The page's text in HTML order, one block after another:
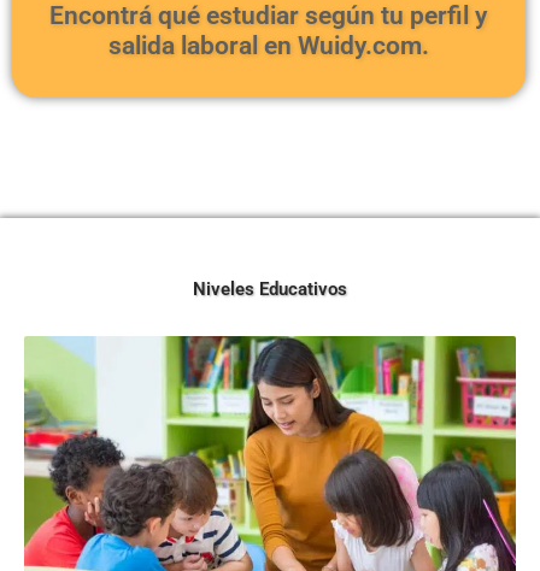
carrera y conectar con nuevas
oportunidades laborales.
Encontrá qué estudiar según tu perfil y
salida laboral en Wuidy.com.
Niveles Educativos